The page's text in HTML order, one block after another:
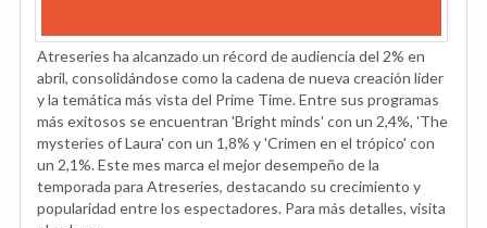
Atreseries ha alcanzado un récord de audiencia del 2% en
abril, consolidándose como la cadena de nueva creación líder
y la temática más vista del Prime Time. Entre sus programas
más exitosos se encuentran 'Bright minds' con un 2,4%, 'The
mysteries of Laura' con un 1,8% y 'Crimen en el trópico' con
un 2,1%. Este mes marca el mejor desempeño de la
temporada para Atreseries, destacando su crecimiento y
popularidad entre los espectadores. Para más detalles, visita